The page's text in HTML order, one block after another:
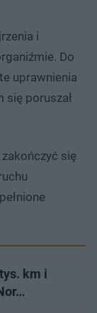
i
Do
uprawnienia
się poruszał
się
km i